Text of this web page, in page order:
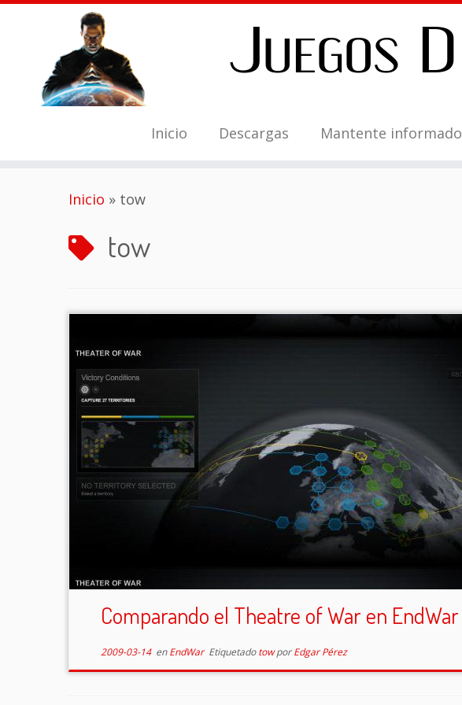
Inicio Descargas Mantente informado
Inicio » tow
tow
Comparando el Theatre of War en EndWar
2009-03-14enEndWar EtiquetadotowporEdgar Pérez